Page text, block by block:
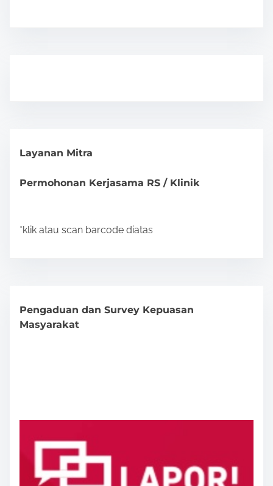
Layanan Mitra
Permohonan Kerjasama RS / Klinik
*klik atau scan barcode diatas
Pengaduan dan Survey Kepuasan
Masyarakat